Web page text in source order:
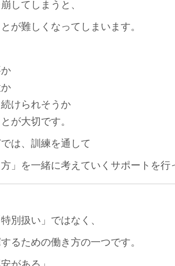
してしまうと、
が難しくなってしまいます。
けられそうか
が大切です。
は、訓練を通して
」を一緒に考えていくサポートを行
別扱い」ではなく、
るための働き方の一つです。